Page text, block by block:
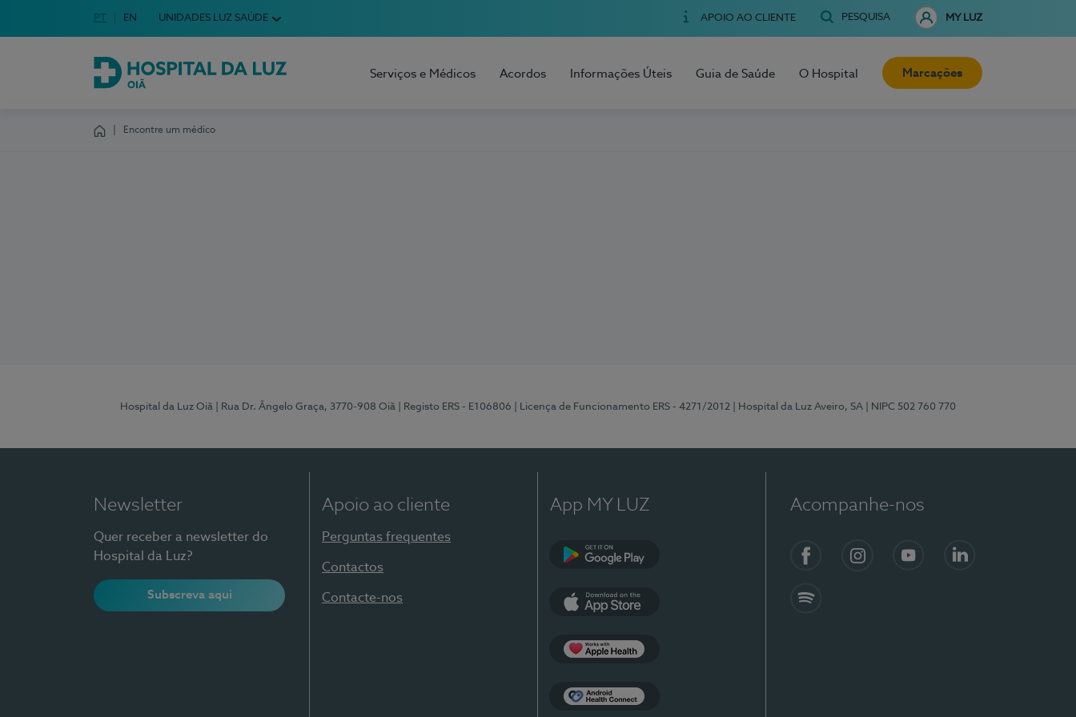
Escolha o seu idioma
Idioma em Português
PT English Language
EN UNIDADES LUZ SAÚDE APOIO AO CLIENTE PESQUISA MY LUZ
Hospital da Luz Oiã
Serviços e Médicos Acordos Informações Úteis Guia de Saúde O Hospital Marcações
Encontre um médico
Hospital da Luz Oiã | Rua Dr. Ângelo Graça, 3770-908 Oiã | Registo ERS - E106806 | Licença de Funcionamento ERS - 4271/2012 | Hospital da Luz Aveiro, SA | NIPC 502 760 770
Newsletter
Quer receber a newsletter do
Hospital da Luz?
Subscreva aqui
Apoio ao cliente
Perguntas frequentes
Contactos
Contacte-nos
App MY LUZ Acompanhe-nos